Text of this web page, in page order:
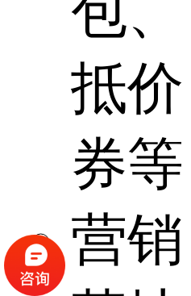
抵价
券等
营销